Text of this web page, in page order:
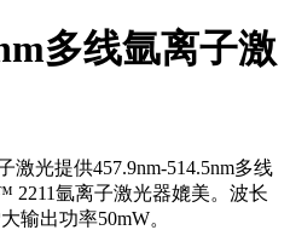
多线氩离子激
激光提供457.9nm-514.5nm多线
2211氩离子激光器媲美。波长
输出功率50mW。